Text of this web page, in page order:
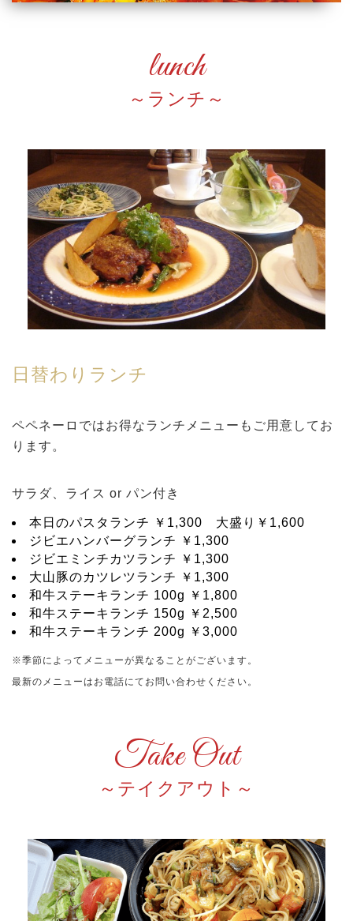
lunch
ランチ
日替わりランチ
ペペネーロではお得なランチメニューもご用意してお
ります。
サラダ、ライス or パン付き
本日のパスタランチ ￥1,300 大盛り￥1,600
ジビエハンバーグランチ ￥1,300
ジビエミンチカツランチ ￥1,300
大山豚のカツレツランチ ￥1,300
和牛ステーキランチ 100g ￥1,800
和牛ステーキランチ 150g ￥2,500
和牛ステーキランチ 200g ￥3,000
※季節によってメニューが異なることがございます。
最新のメニューはお電話にてお問い合わせください。
Take Out
テイクアウト